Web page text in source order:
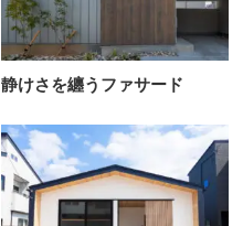
静けさを纏うファサード